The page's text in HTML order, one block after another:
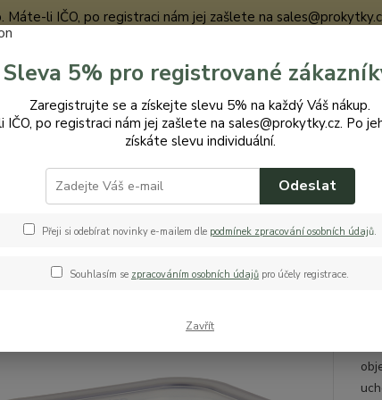
Máte-li IČO, po registraci nám jej zašlete na
Hledat
Krabičky a boxy Drina box Divina 2L hermetik
box Divina 2L hermetik
Sleva 5% pro registrované
Zaregistrujte se a získejte slevu 5% na každý Váš nákup.
IČO, po registraci nám jej zašlete na sales@prokytky.cz. Po
získáte slevu individuální.
Odeslat
Přeji si odebírat novinky e-mailem dle podmínek zpracování osobních údajů.
Souhlasím se zpracováním osobních údajů pro účely registrace.
Zavřít